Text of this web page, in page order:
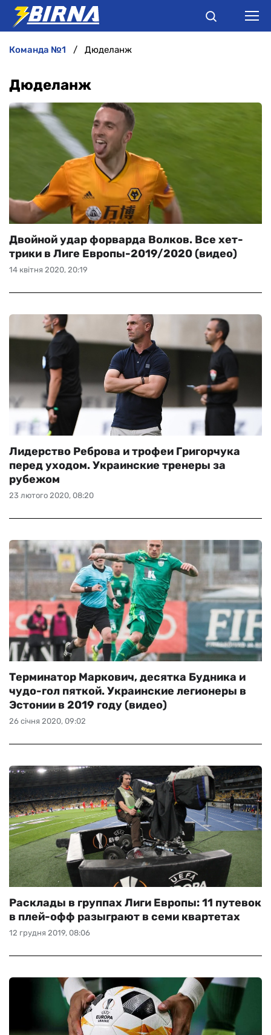
ІНТЕРВ'Ю
БУКМЕКЕРИ
команда №1 Дюделанж
Дюделанж
14 квітня 2020, 20:19
Двойной удар форварда Волков. Все хет-
трики в Лиге Европы-2019/2020 (видео)
23 лютого 2020, 08:20
Лидерство Реброва и трофеи Григорчука
перед уходом. Украинские тренеры за
рубежом
26 січня 2020, 09:02
Терминатор Маркович, десятка Будника и
чудо-гол пяткой. Украинские легионеры в
Эстонии в 2019 году (видео)
12 грудня 2019, 08:06
Расклады в группах Лиги Европы: 11 путевок
в плей-офф разыграют в семи квартетах